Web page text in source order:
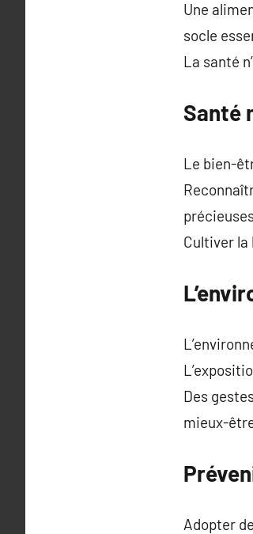
Une
socle
La santé
Santé
Le bien-
Cultiver
Des
mieux-
Adopter